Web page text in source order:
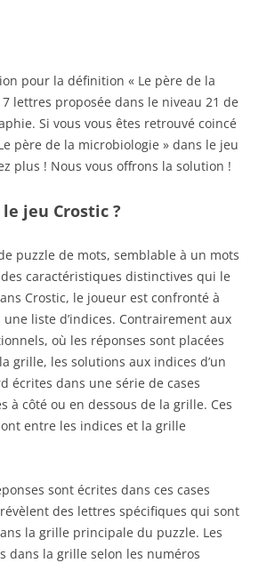
pour la définition « Le père de la
lettres proposée dans le niveau 21 de
Si vous vous êtes retrouvé coincé
père de la microbiologie » dans le jeu
plus ! Nous vous offrons la solution !
le jeu Crostic ?
puzzle de mots, semblable à un mots
caractéristiques distinctives qui le
Crostic, le joueur est confronté à
liste d’indices. Contrairement aux
où les réponses sont placées
grille, les solutions aux indices d’un
écrites dans une série de cases
à côté ou en dessous de la grille. Ces
entre les indices et la grille
sont écrites dans ces cases
des lettres spécifiques qui sont
la grille principale du puzzle. Les
dans la grille selon les numéros